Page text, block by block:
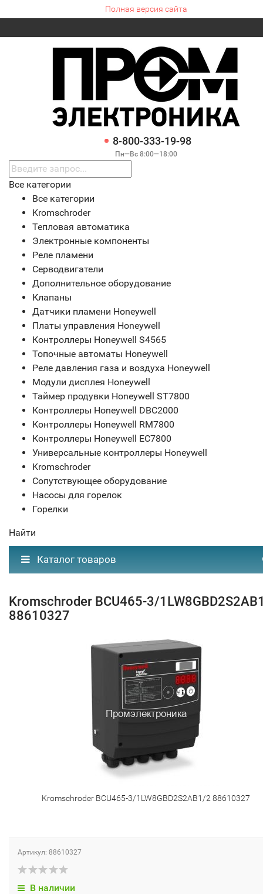
Полная версия сайта
8-800-333-19-98
Пн—Вс 8:00—18:00
Все категории
Все категории
Kromschroder
Тепловая автоматика
Электронные компоненты
Реле пламени
Серводвигатели
Дополнительное оборудование
Клапаны
Датчики пламени Honeywell
Платы управления Honeywell
Контроллеры Honeywell S4565
Топочные автоматы Honeywell
Реле давления газа и воздуха Honeywell
Модули дисплея Honeywell
Таймер продувки Honeywell ST7800
Контроллеры Honeywell DBC2000
Контроллеры Honeywell RM7800
Контроллеры Honeywell EC7800
Универсальные контроллеры Honeywell
Kromschroder
Сопутствующее оборудование
Насосы для горелок
Горелки
Найти
Каталог товаров
Kromschroder BCU465-3/
88610327
Kromschroder BCU465-3/1LW8GBD2S2AB1/2 88610327
Артикул: 88610327
В наличии